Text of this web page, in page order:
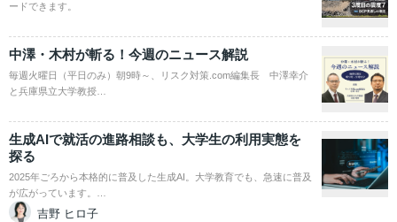
ードできます。
中澤・木村が斬る！今週のニュース解説
毎週火曜日（平日のみ）朝9時～、リスク対策.com編集長 中澤幸介
と兵庫県立大学教授…
生成AIで就活の進路相談も、大学生の利用実態を
探る
2025年ごろから本格的に普及した生成AI。大学教育でも、急速に普及
が広がっています。…
吉野 ヒロ子